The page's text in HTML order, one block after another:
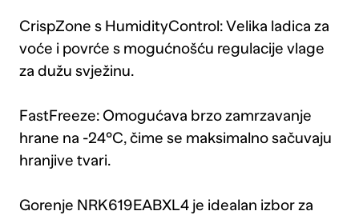
CrispZone s HumidityControl: Velika ladica za
voće i povrće s mogućnošću regulacije vlage
za dužu svježinu.
FastFreeze: Omogućava brzo zamrzavanje
hrane na -24°C, čime se maksimalno sačuvaju
hranjive tvari.
Gorenje NRK619EABXL4 je idealan izbor za